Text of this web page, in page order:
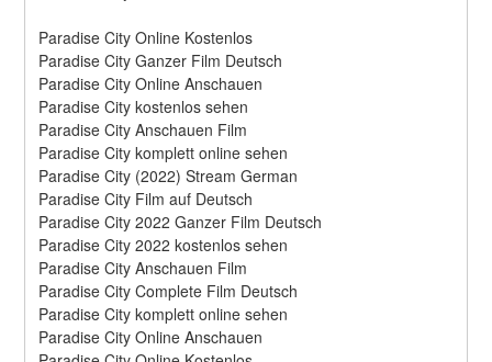
Paradise City Online Kostenlos
Paradise City Ganzer Film Deutsch
Paradise City Online Anschauen
Paradise City kostenlos sehen
Paradise City Anschauen Film
Paradise City komplett online sehen
Paradise City (2022) Stream German
Paradise City Film auf Deutsch
Paradise City 2022 Ganzer Film Deutsch
Paradise City 2022 kostenlos sehen
Paradise City Anschauen Film
Paradise City Complete Film Deutsch
Paradise City komplett online sehen
Paradise City Online Anschauen